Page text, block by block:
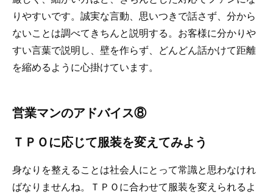
りやすいです。誠実な言動、思いつきで話さず、分から
ないことは調べてきちんと説明する。お客様に分かりや
すい言葉で説明し、壁を作らず、どんどん話かけて距離
を縮めるように心掛けています。
営業マンのアドバイス⑧
ＴＰＯに応じて服装を変えてみよう
身なりを整えることは社会人にとって常識と思わなけれ
ばなりませんね。ＴＰＯに合わせて服装を変えられるよ